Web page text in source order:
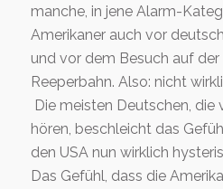
manche, in jene Alarm-
Amerikaner auch vor
und vor dem Besuch auf
Reeperbahn. Also: nicht
Die meisten Deutschen, die
hören, beschleicht das
den USA nun wirklich
Das Gefühl, dass die